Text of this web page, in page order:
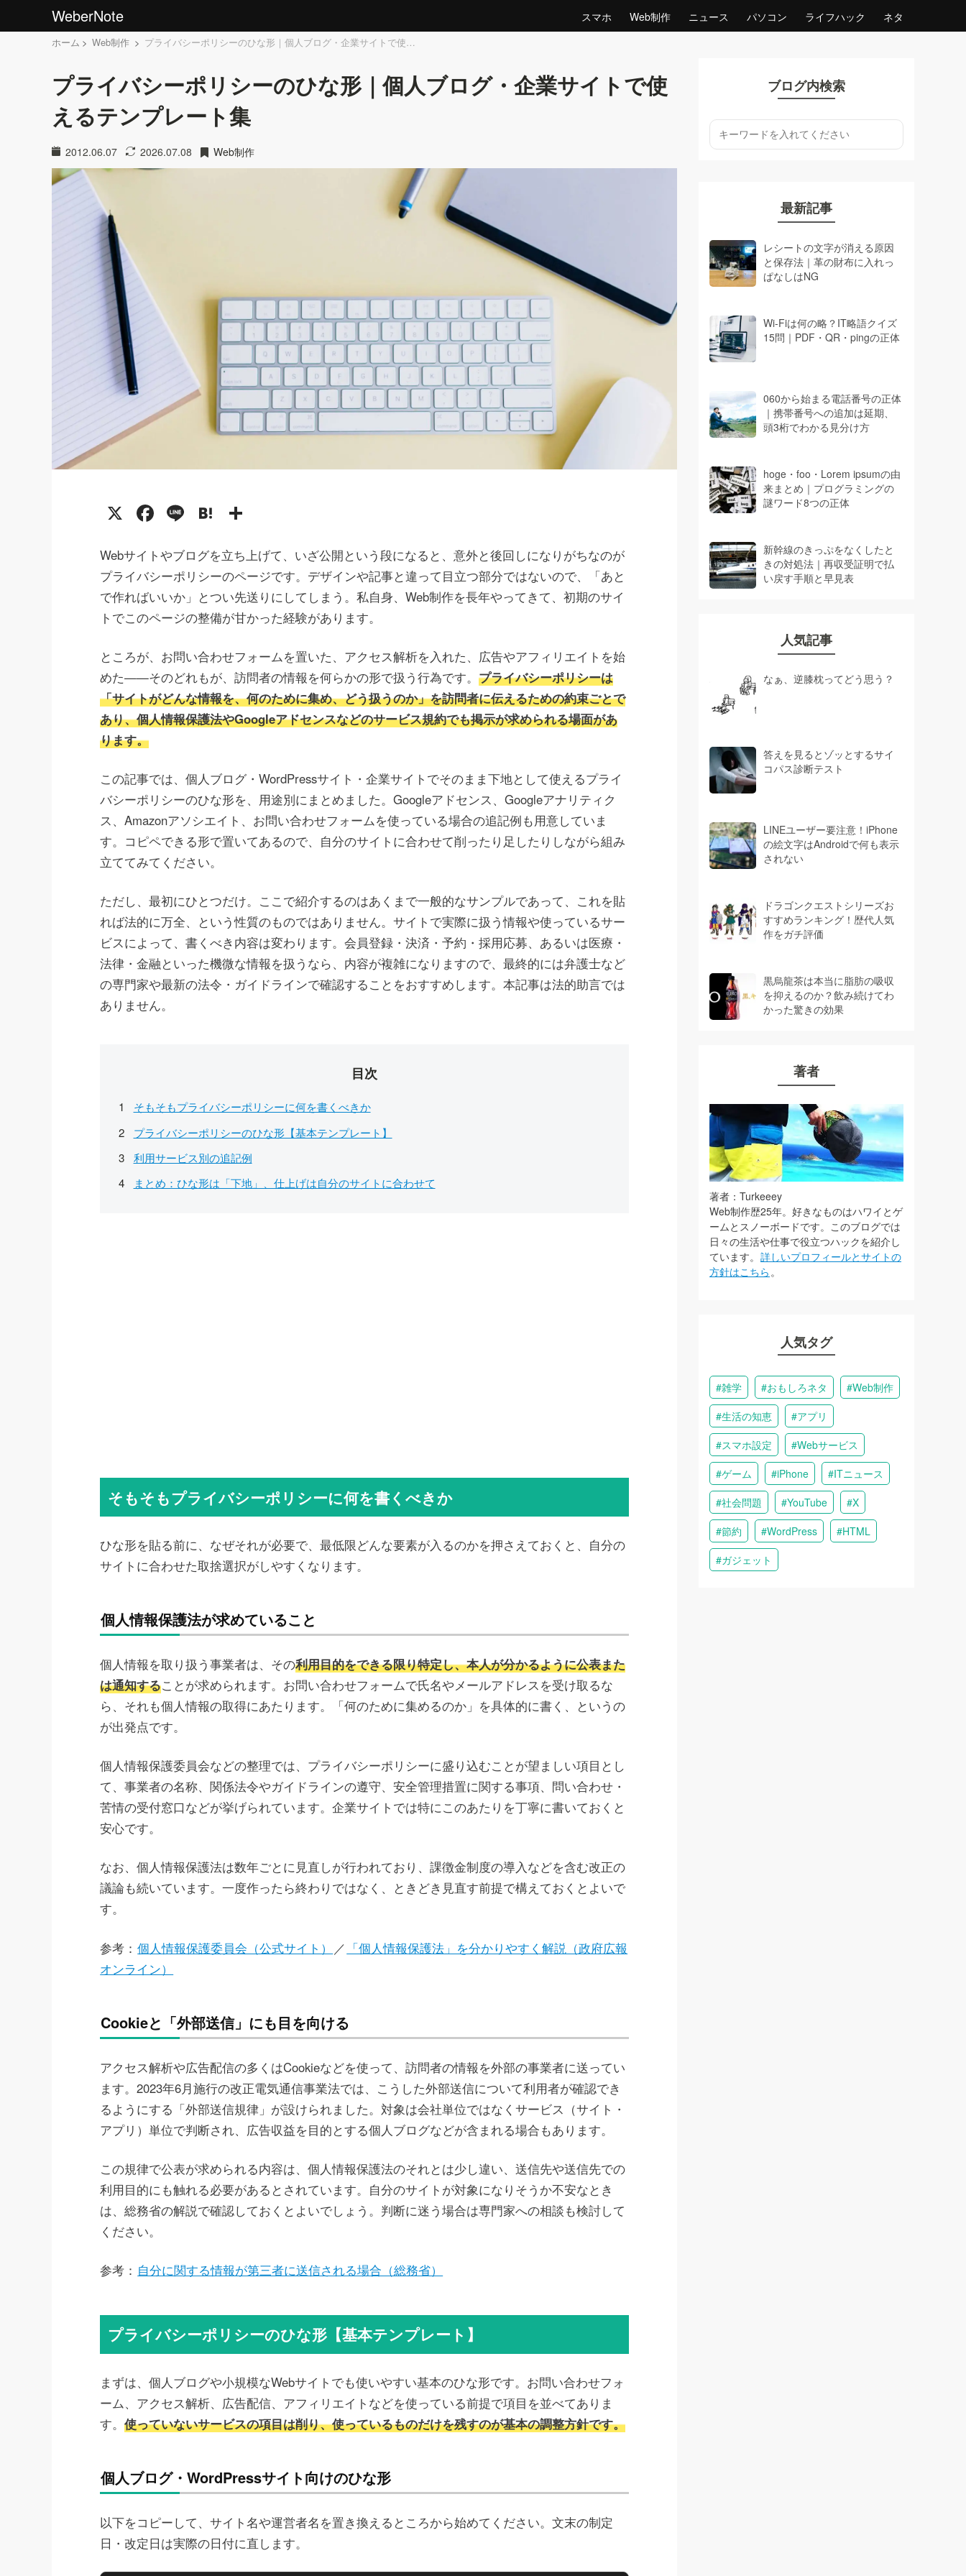
WeberNote スマホ Web制作 ニュース パソコン ライフハック ネタ
ホーム Web制作 プライバシーポリシーのひな形｜個人ブログ・企業サイトで使…
プライバシーポリシーのひな形｜個人ブログ・企業サイトで使
えるテンプレート集
2012.06.07 2026.07.08 Web制作
X Facebook
LineHatena
Webサイトやブログを立ち上げて、いざ公開という段になると、意外と後回しになりがちなのが
プライバシーポリシーのページです。デザインや記事と違って目立つ部分ではないので、「あと
で作ればいいか」とつい先送りにしてしまう。私自身、Web制作を長年やってきて、初期のサイ
トでこのページの整備が甘かった経験があります。
ところが、お問い合わせフォームを置いた、アクセス解析を入れた、広告やアフィリエイトを始
めた——そのどれもが、訪問者の情報を何らかの形で扱う行為です。プライバシーポリシーは
「サイトがどんな情報を、何のために集め、どう扱うのか」を訪問者に伝えるための約束ごとで
あり、個人情報保護法やGoogleアドセンスなどのサービス規約でも掲示が求められる場面があ
ります。
この記事では、個人ブログ・WordPressサイト・企業サイトでそのまま下地として使えるプライ
バシーポリシーのひな形を、用途別にまとめました。Googleアドセンス、Googleアナリティク
ス、Amazonアソシエイト、お問い合わせフォームを使っている場合の追記例も用意していま
す。コピペできる形で置いてあるので、自分のサイトに合わせて削ったり足したりしながら組み
立ててみてください。
ただし、最初にひとつだけ。ここで紹介するのはあくまで一般的なサンプルであって、これを貼
れば法的に万全、という性質のものではありません。サイトで実際に扱う情報や使っているサー
ビスによって、書くべき内容は変わります。会員登録・決済・予約・採用応募、あるいは医療・
法律・金融といった機微な情報を扱うなら、内容が複雑になりますので、最終的には弁護士など
の専門家や最新の法令・ガイドラインで確認することをおすすめします。本記事は法的助言では
ありません。
目次
そもそもプライバシーポリシーに何を書くべきか
プライバシーポリシーのひな形【基本テンプレート】
利用サービス別の追記例
まとめ：ひな形は「下地」、仕上げは自分のサイトに合わせて
そもそもプライバシーポリシーに何を書くべきか
ひな形を貼る前に、なぜそれが必要で、最低限どんな要素が入るのかを押さえておくと、自分の
サイトに合わせた取捨選択がしやすくなります。
個人情報保護法が求めていること
個人情報を取り扱う事業者は、その利用目的をできる限り特定し、本人が分かるように公表また
は通知することが求められます。お問い合わせフォームで氏名やメールアドレスを受け取るな
ら、それも個人情報の取得にあたります。「何のために集めるのか」を具体的に書く、というの
が出発点です。
個人情報保護委員会などの整理では、プライバシーポリシーに盛り込むことが望ましい項目とし
て、事業者の名称、関係法令やガイドラインの遵守、安全管理措置に関する事項、問い合わせ・
苦情の受付窓口などが挙げられています。企業サイトでは特にこのあたりを丁寧に書いておくと
安心です。
なお、個人情報保護法は数年ごとに見直しが行われており、課徴金制度の導入などを含む改正の
議論も続いています。一度作ったら終わりではなく、ときどき見直す前提で構えておくとよいで
す。
参考： 個人情報保護委員会（公式サイト） ／ 「個人情報保護法」を分かりやすく解説（政府広報
オンライン）
Cookieと「外部送信」にも目を向ける
アクセス解析や広告配信の多くはCookieなどを使って、訪問者の情報を外部の事業者に送ってい
ます。2023年6月施行の改正電気通信事業法では、こうした外部送信について利用者が確認でき
るようにする「外部送信規律」が設けられました。対象は会社単位ではなくサービス（サイト・
アプリ）単位で判断され、広告収益を目的とする個人ブログなどが含まれる場合もあります。
この規律で公表が求められる内容は、個人情報保護法のそれとは少し違い、送信先や送信先での
利用目的にも触れる必要があるとされています。自分のサイトが対象になりそうか不安なとき
は、総務省の解説で確認しておくとよいでしょう。判断に迷う場合は専門家への相談も検討して
ください。
参考： 自分に関する情報が第三者に送信される場合（総務省）
プライバシーポリシーのひな形【基本テンプレート】
まずは、個人ブログや小規模なWebサイトでも使いやすい基本のひな形です。お問い合わせフォ
ーム、アクセス解析、広告配信、アフィリエイトなどを使っている前提で項目を並べてありま
す。使っていないサービスの項目は削り、使っているものだけを残すのが基本の調整方針です。
個人ブログ・WordPressサイト向けのひな形
以下をコピーして、サイト名や運営者名を置き換えるところから始めてください。文末の制定
日・改定日は実際の日付に直します。
ブログ内検索
最新記事
レシートの文字が消える原因
と保存法｜革の財布に入れっ
ぱなしはNG
Wi-Fiは何の略？IT略語クイズ
15問｜PDF・QR・pingの正体
060から始まる電話番号の正体
｜携帯番号への追加は延期、
頭3桁でわかる見分け方
hoge・foo・Lorem ipsumの由
来まとめ｜プログラミングの
謎ワード8つの正体
新幹線のきっぷをなくしたと
きの対処法｜再収受証明で払
い戻す手順と早見表
人気記事
なぁ、逆膝枕ってどう思う？
答えを見るとゾッとするサイ
コパス診断テスト
LINEユーザー要注意！iPhone
の絵文字はAndroidで何も表示
されない
ドラゴンクエストシリーズお
すすめランキング！歴代人気
作をガチ評価
黒烏龍茶は本当に脂肪の吸収
を抑えるのか？飲み続けてわ
かった驚きの効果
著者
著者：Turkeeey
Web制作歴25年。好きなものはハワイとゲ
ームとスノーボードです。このブログでは
日々の生活や仕事で役立つハックを紹介し
ています。 詳しいプロフィールとサイトの
方針はこちら 。
人気タグ
雑学 おもしろネタ
Web制作
生活の知恵
アプリ
スマホ設定
Webサービス
ゲーム
iPhone
ITニュース
社会問題
YouTube
X
節約
WordPress
HTML
ガジェット